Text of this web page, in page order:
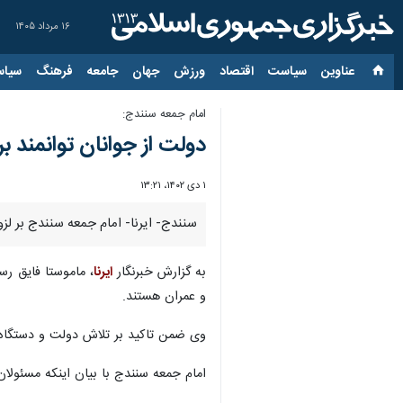
۱۶ مرداد ۱۴۰۵
عناوین‌ سیاست اقتصاد ورزش جهان جامعه فرهنگ
امام جمعه سنندج:
دولت از جوانان
۱ دی ۱۴۰۲، ۱۳:۲۱